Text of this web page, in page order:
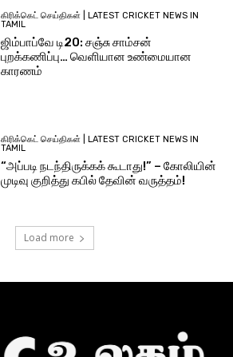
கிரிக்கெட் செய்திகள் | LATEST CRICKET NEWS IN
TAMIL
ஜிம்பாப்வே டி20: சஞ்சு சாம்சன்
புறக்கணிப்பு… வெளியான உண்மையான
காரணம்
கிரிக்கெட் செய்திகள் | LATEST CRICKET NEWS IN
TAMIL
“அப்படி நடந்திருக்கக் கூடாது!” – கோலியின்
முடிவு குறித்து கபில் தேவின் வருத்தம்!
Load more